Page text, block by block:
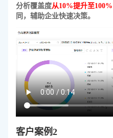
分析覆盖度从10%提升至100%
同，辅助企业快速决策。
客户案例2